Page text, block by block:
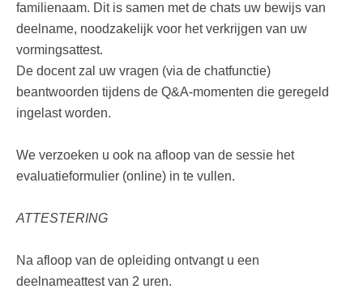
familienaam. Dit is samen met de chats uw bewijs van
deelname, noodzakelijk voor het verkrijgen van uw
vormingsattest.
De docent zal uw vragen (via de chatfunctie)
beantwoorden tijdens de Q&A-momenten die geregeld
ingelast worden.
We verzoeken u ook na afloop van de sessie het
evaluatieformulier (online) in te vullen.
ATTESTERING
Na afloop van de opleiding ontvangt u een
deelnameattest van 2 uren.